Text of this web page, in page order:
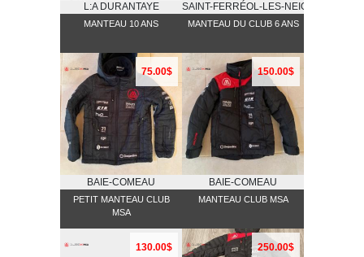
L:A DURANTAYE
MANTEAU 10 ANS
SAINT-FERRÉOL-LES-NEIGES
MANTEAU DU CLUB 6 ANS
75.00$
BAIE-COMEAU
PETIT MANTEAU CLUB
MSA
150.00$
BAIE-COMEAU
MANTEAU CLUB MSA
130.00$ 250.00$